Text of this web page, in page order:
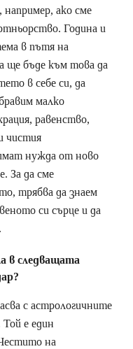
ако сме
Година и
в пътя на
ще бъде към това да
в себе си, да
малко
равенство,
чистия
нужда от ново
За да сме
трябва да знаем
си сърце и да
в следващата
с астрологичните
е един
на